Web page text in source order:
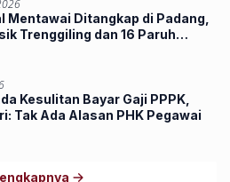
Mentawai Ditangkap di Padang,
Trenggiling dan 16 Paruh
Kesulitan Bayar Gaji PPPK,
Tak Ada Alasan PHK Pegawai